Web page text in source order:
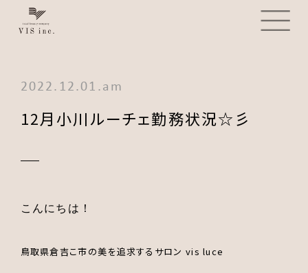
2022.12.01.am
12月小川ルーチェ勤務状況☆彡
こんにちは！
鳥取県倉吉こ市の美を追求するサロン vis luce